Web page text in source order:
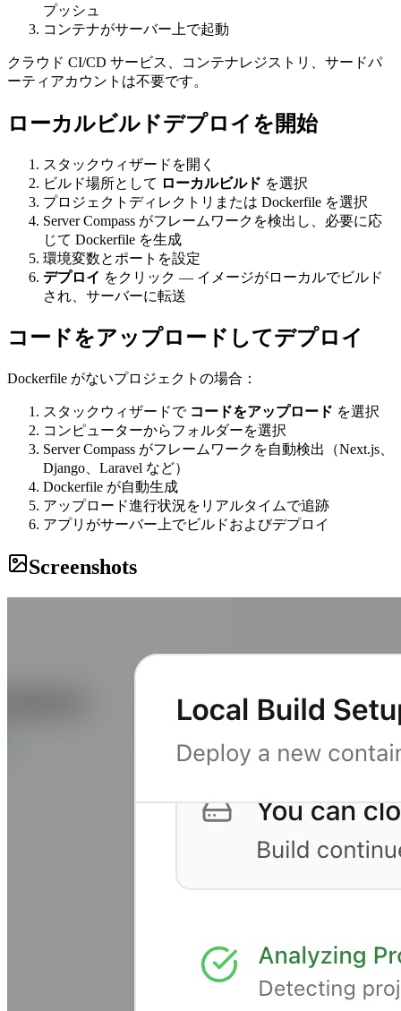
プッシュ
コンテナがサーバー上で起動
クラウド CI/CD サービス、コンテナレジストリ、サードパ
ーティアカウントは不要です。
ローカルビルドデプロイを開始
スタックウィザードを開く
ビルド場所として ローカルビルド を選択
プロジェクトディレクトリまたは Dockerfile を選択
Server Compass がフレームワークを検出し、必要に応
じて Dockerfile を生成
環境変数とポートを設定
デプロイ をクリック — イメージがローカルでビルド
され、サーバーに転送
コードをアップロードしてデプロイ
Dockerfile がないプロジェクトの場合：
スタックウィザードで コードをアップロード を選択
コンピューターからフォルダーを選択
Server Compass がフレームワークを自動検出（Next.js、
Django、Laravel など）
Dockerfile が自動生成
アップロード進行状況をリアルタイムで追跡
アプリがサーバー上でビルドおよびデプロイ
Screenshots